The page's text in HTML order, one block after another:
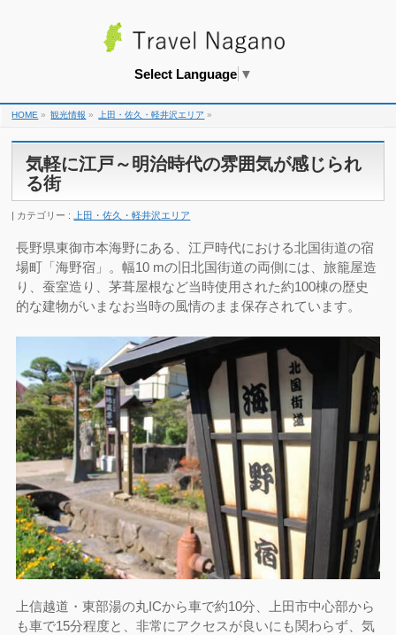
Select Language ▼
HOME » 観光情報 » 上田・佐久・軽井沢エリア »
気軽に江戸～明治時代の雰囲気が感じられ
る街
カテゴリー :上田・佐久・軽井沢エリア
長野県東御市本海野にある、江戸時代における北国街道の宿
場町「海野宿」。幅10 mの旧北国街道の両側には、旅籠屋造
り、蚕室造り、茅葺屋根など当時使用された約100棟の歴史
的な建物がいまなお当時の風情のまま保存されています。
上信越道・東部湯の丸ICから車で約10分、上田市中心部から
も車で15分程度と、非常にアクセスが良いにも関わらず、気